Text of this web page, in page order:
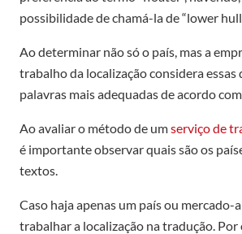
possibilidade de chamá-la de “lower
Ao determinar não só o país, mas a
trabalho da localização considera essas
palavras mais adequadas de acordo
Ao avaliar o método de umserviço de
é importante observar quais são os
textos.
Caso haja apenas um país ou mercado-
trabalhar a localização na tradução.